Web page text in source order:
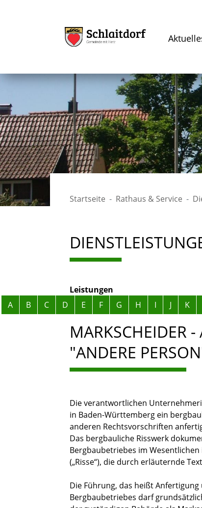
Startseite Rathaus & Service
Leistungen
Alphabetisches Register
A B C D E F G H I J K
MARKSCHEIDER
"ANDERE
Die verantwortlichen
in Baden-Württemberg ein
anderen Rechtsvorschriften
Das bergbauliche Risswerk
Bergbaubetriebes im
(„Risse“), die durch erläuternde
Die Führung, das heißt
Bergbaubetriebes darf